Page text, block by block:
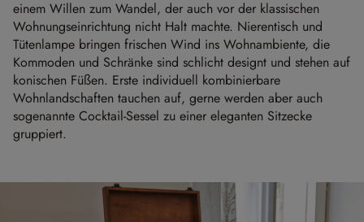
einem Willen zum Wandel, der auch vor der klassischen
Wohnungseinrichtung nicht Halt machte. Nierentisch und
Tütenlampe bringen frischen Wind ins Wohnambiente, die
Kommoden und Schränke sind schlicht designt und stehen auf
konischen Füßen. Erste individuell kombinierbare
Wohnlandschaften tauchen auf, gerne werden aber auch
sogenannte Cocktail-Sessel zu einer eleganten Sitzecke
gruppiert.